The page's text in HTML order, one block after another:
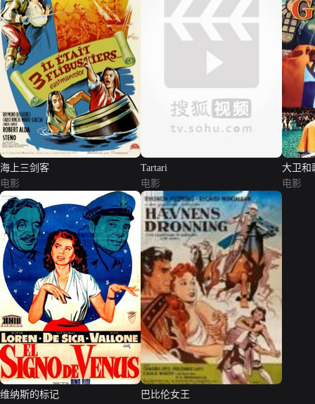
海上三剑客
电影
Tartari
电影
大卫和
电影
维纳斯的标记
巴比伦女王